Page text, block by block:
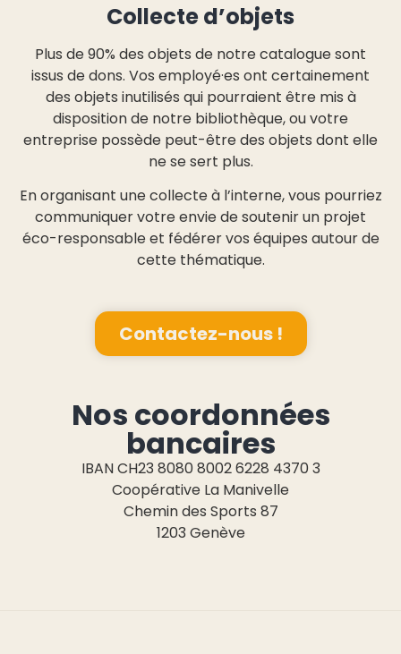
Collecte d’objets
Plus de 90% des objets de notre catalogue sont
issus de dons. Vos employé·es ont certainement
des objets inutilisés qui pourraient être mis à
disposition de notre bibliothèque, ou votre
entreprise possède peut-être des objets dont elle
ne se sert plus.
En organisant une collecte à l’interne, vous pourriez
communiquer votre envie de soutenir un projet
éco-responsable et fédérer vos équipes autour de
cette thématique.
Contactez-nous !
Nos coordonnées
bancaires
IBAN CH23 8080 8002 6228 4370 3
Coopérative La Manivelle
Chemin des Sports 87
1203 Genève